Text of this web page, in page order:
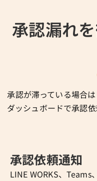
承認漏れ
承認が滞っている場合
ダッシュボードで承認
承認依頼通知
LINE WORKS、Teams